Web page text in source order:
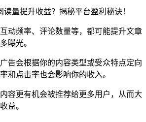
动频率、评论数量等，都可能提升文章
曝光。
告会根据你的内容类型或受众特点定向
和点击率也会影响你的收入。
容更有机会被推荐给更多用户，从而大
益。